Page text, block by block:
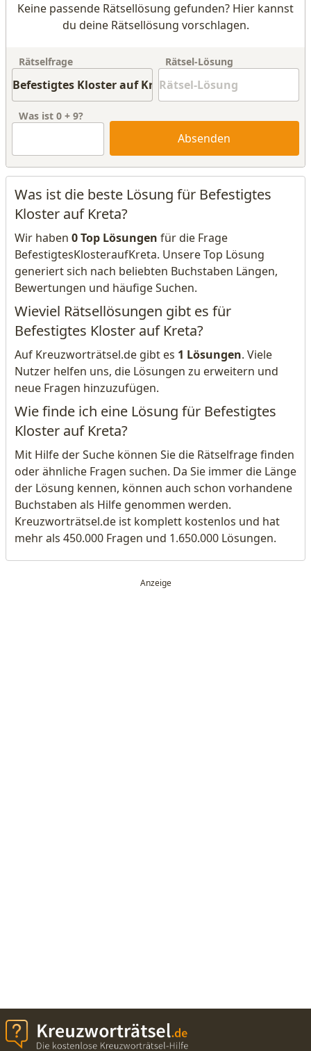
Keine passende Rätsellösung gefunden? Hier kannst
du deine Rätsellösung vorschlagen.
Rätselfrage Rätsel-Lösung
Was ist 0 + 9?
Absenden
Was ist die beste Lösung für Befestigtes
Kloster auf Kreta?
Wir haben 0 Top Lösungen für die Frage
BefestigtesKlosteraufKreta. Unsere Top Lösung
generiert sich nach beliebten Buchstaben Längen,
Bewertungen und häufige Suchen.
Wieviel Rätsellösungen gibt es für
Befestigtes Kloster auf Kreta?
Auf Kreuzworträtsel.de gibt es 1 Lösungen. Viele
Nutzer helfen uns, die Lösungen zu erweitern und
neue Fragen hinzuzufügen.
Wie finde ich eine Lösung für Befestigtes
Kloster auf Kreta?
Mit Hilfe der Suche können Sie die Rätselfrage finden
oder ähnliche Fragen suchen. Da Sie immer die Länge
der Lösung kennen, können auch schon vorhandene
Buchstaben als Hilfe genommen werden.
Kreuzworträtsel.de ist komplett kostenlos und hat
mehr als 450.000 Fragen und 1.650.000 Lösungen.